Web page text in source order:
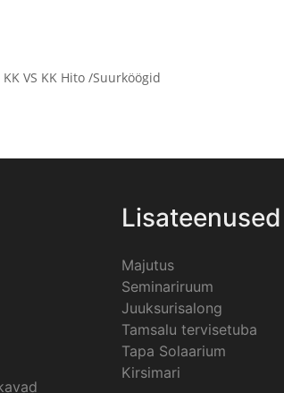
VS KK Hito /Suurköögid
Lisateenused
Majutus
Seminariruum
Juuksurisalong
Tamsalu tervisetuba
Tapa Solaarium
Kirsimari